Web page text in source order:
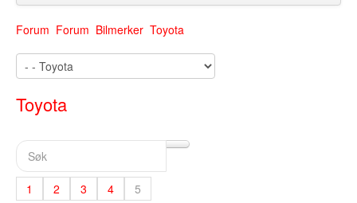
Aust Agder
Buskerud
Hedmark
Hordaland
Forum
Forum Forum Bilmerker Toyota
Toyota
1 2 3 4 5